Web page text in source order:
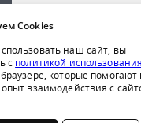
Обращаем ваше
публичной офертой,
получения подробной
компании по телефону
Cookies
наш сайт, вы
с политикой
которые помогают
взаимодействия с